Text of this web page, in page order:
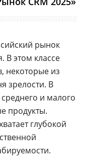
рынок
В этом классе
некоторые из
зрелости. В
и малого
продукты.
глубокой